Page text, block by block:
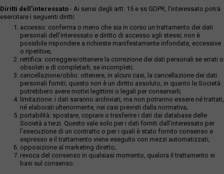
Diritti dell’interessato - Ai sensi degli artt. 15 e ss GDPR, l’interessato potrà
esercitare i seguenti diritti:
accesso: conferma o meno che sia in corso un trattamento dei dati
personali dell’interessato e diritto di accesso agli stessi; non è
possibile rispondere a richieste manifestamente infondate, eccessive
o ripetitive;
rettifica: correggere/ottenere la correzione dei dati personali se errati o
obsoleti e di completarli, se incompleti;
cancellazione/oblio: ottenere, in alcuni casi, la cancellazione dei dati
personali forniti; questo non è un diritto assoluto, in quanto le Società
potrebbero avere motivi legittimi o legali per conservarli;
limitazione: i dati saranno archiviati, ma non potranno essere né trattati,
né elaborati ulteriormente, nei casi previsti dalla normativa;
portabilità: spostare, copiare o trasferire i dati dai database delle
Società a terzi. Questo vale solo per i dati forniti dall’interessato per
l’esecuzione di un contratto o per i quali è stato fornito consenso e
espresso e il trattamento viene eseguito con mezzi automatizzati;
opposizione al marketing diretto;
revoca del consenso in qualsiasi momento, qualora il trattamento si
basi sul consenso.